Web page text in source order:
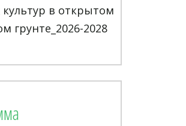
в открытом
грунте_2026-2028